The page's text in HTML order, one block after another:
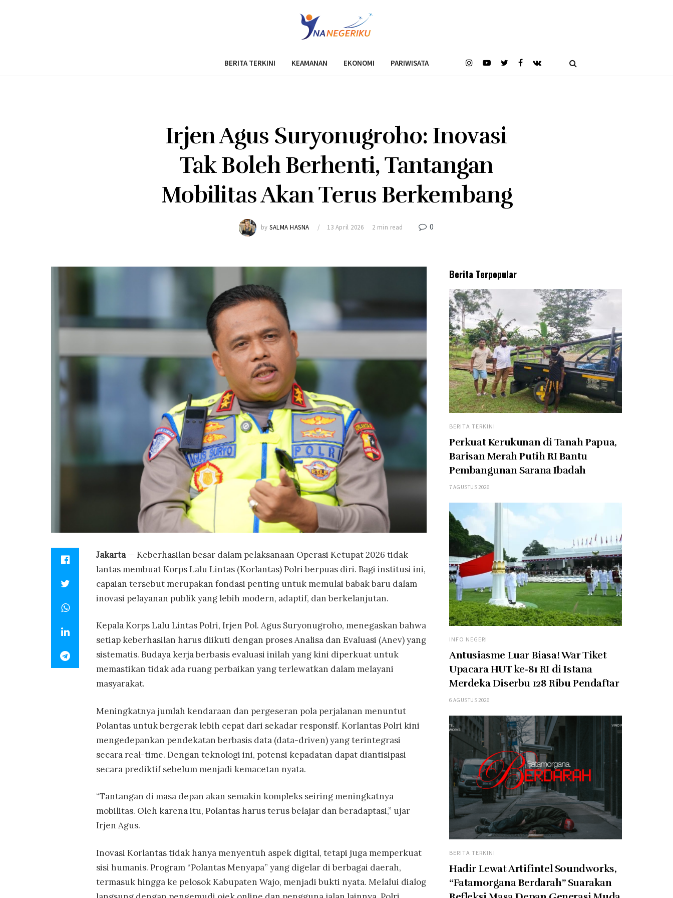
BERITA TERKINI KEAMANAN EKONOMI PARIWISATA
Irjen Agus Suryonugroho: Inovasi
Tak Boleh Berhenti, Tantangan
Mobilitas Akan Terus Berkembang
by SALMA HASNA 13 April 2026 2 min read 0
Jakarta— Keberhasilan besar dalam pelaksanaan Operasi Ketupat 2026 tidak
lantas membuat Korps Lalu Lintas (Korlantas) Polri berpuas diri. Bagi institusi ini,
capaian tersebut merupakan fondasi penting untuk memulai babak baru dalam
inovasi pelayanan publik yang lebih modern, adaptif, dan berkelanjutan.
Kepala Korps Lalu Lintas Polri, Irjen Pol. Agus Suryonugroho, menegaskan bahwa
setiap keberhasilan harus diikuti dengan proses Analisa dan Evaluasi (Anev) yang
sistematis. Budaya kerja berbasis evaluasi inilah yang kini diperkuat untuk
memastikan tidak ada ruang perbaikan yang terlewatkan dalam melayani
masyarakat.
Meningkatnya jumlah kendaraan dan pergeseran pola perjalanan menuntut
Polantas untuk bergerak lebih cepat dari sekadar responsif. Korlantas Polri kini
mengedepankan pendekatan berbasis data (data-driven) yang terintegrasi
secara real-time. Dengan teknologi ini, potensi kepadatan dapat diantisipasi
secara prediktif sebelum menjadi kemacetan nyata.
“Tantangan di masa depan akan semakin kompleks seiring meningkatnya
mobilitas. Oleh karena itu, Polantas harus terus belajar dan beradaptasi,” ujar
Irjen Agus.
Inovasi Korlantas tidak hanya menyentuh aspek digital, tetapi juga memperkuat
sisi humanis. Program “Polantas Menyapa” yang digelar di berbagai daerah,
termasuk hingga ke pelosok Kabupaten Wajo, menjadi bukti nyata. Melalui dialog
Berita Terpopular
BERITA TERKINI
Perkuat Kerukunan di Tanah Papua,
Barisan Merah Putih RI Bantu
Pembangunan Sarana Ibadah
7 AGUSTUS 2026
INFO NEGERI
Antusiasme Luar Biasa! War Tiket
Upacara HUT ke-81 RI di Istana
Merdeka Diserbu 128 Ribu Pendaftar
6 AGUSTUS 2026
BERITA TERKINI
Hadir Lewat Artifintel Soundworks,
“Fatamorgana Berdarah” Suarakan